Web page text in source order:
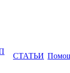
СТАТЬИ